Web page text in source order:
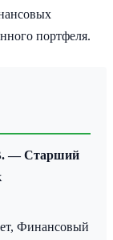
портфеля.
— Старший
Финансовый